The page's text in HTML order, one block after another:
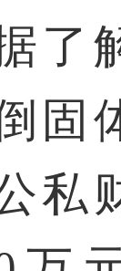
固
私